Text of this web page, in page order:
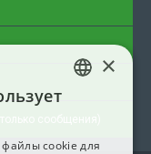
сообщения)
×
файлы cookie для